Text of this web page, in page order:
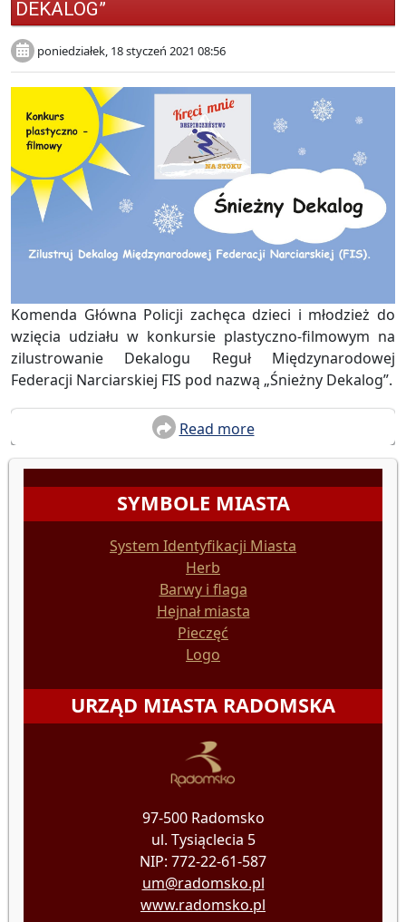
DEKALOG”
poniedziałek, 18 styczeń 2021 08:56
Komenda Główna Policji zachęca dzieci i młodzież do
wzięcia udziału w konkursie plastyczno-filmowym na
zilustrowanie Dekalogu Reguł Międzynarodowej
Federacji Narciarskiej FIS pod nazwą „Śnieżny Dekalog”.
Read more
SYMBOLE MIASTA
System Identyfikacji Miasta
Herb
Barwy i flaga
Hejnał miasta
Pieczęć
Logo
URZĄD MIASTA RADOMSKA
97-500 Radomsko
ul. Tysiąclecia 5
NIP: 772-22-61-587
um@radomsko.pl
www.radomsko.pl